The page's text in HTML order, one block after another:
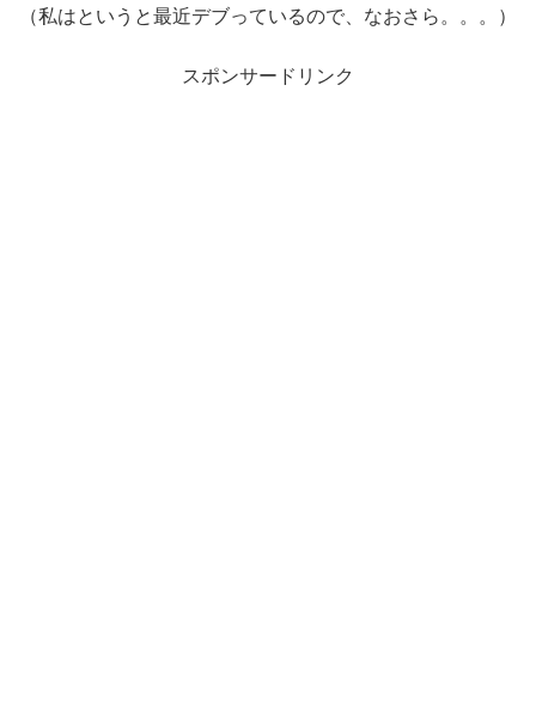
（私はというと最近デブっているので、なおさら。。。）
スポンサードリンク